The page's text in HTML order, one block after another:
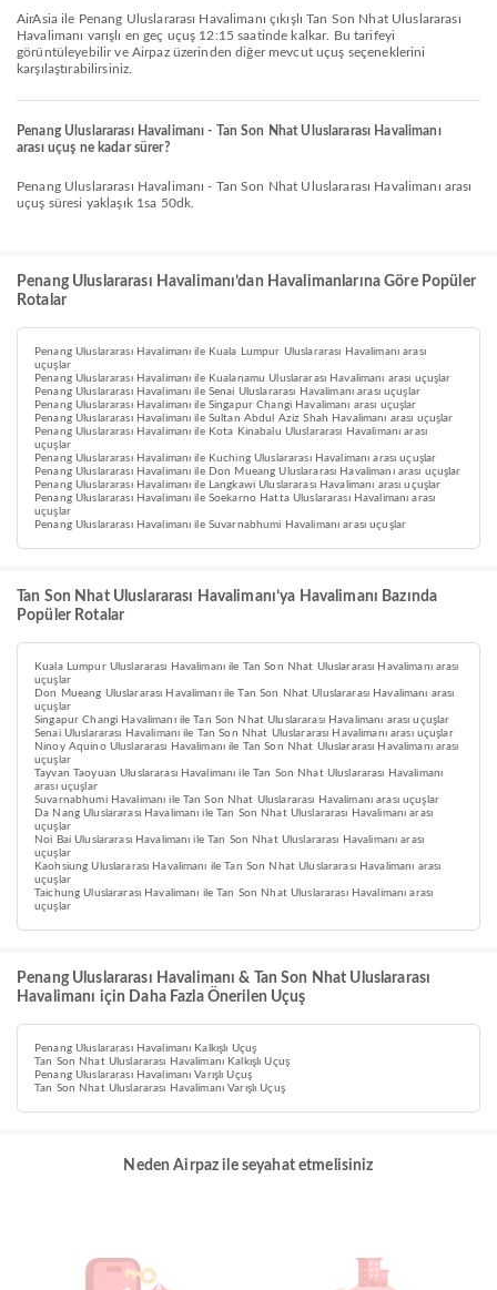
AirAsia ile Penang Uluslararası Havalimanı çıkışlı Tan Son Nhat Uluslararası
Havalimanı varışlı en geç uçuş 12:15 saatinde kalkar. Bu tarifeyi
görüntüleyebilir ve Airpaz üzerinden diğer mevcut uçuş seçeneklerini
karşılaştırabilirsiniz.
Penang Uluslararası Havalimanı - Tan Son Nhat Uluslararası Havalimanı
arası uçuş ne kadar sürer?
Penang Uluslararası Havalimanı - Tan Son Nhat Uluslararası Havalimanı arası
uçuş süresi yaklaşık 1sa 50dk.
Penang Uluslararası Havalimanı’dan Havalimanlarına Göre Popüler
Rotalar
Penang Uluslararası Havalimanı ile Kuala Lumpur Uluslararası Havalimanı arası
uçuşlar
Penang Uluslararası Havalimanı ile Kualanamu Uluslararası Havalimanı arası uçuşlar
Penang Uluslararası Havalimanı ile Senai Uluslararası Havalimanı arası uçuşlar
Penang Uluslararası Havalimanı ile Singapur Changi Havalimanı arası uçuşlar
Penang Uluslararası Havalimanı ile Sultan Abdul Aziz Shah Havalimanı arası uçuşlar
Penang Uluslararası Havalimanı ile Kota Kinabalu Uluslararası Havalimanı arası
uçuşlar
Penang Uluslararası Havalimanı ile Kuching Uluslararası Havalimanı arası uçuşlar
Penang Uluslararası Havalimanı ile Don Mueang Uluslararası Havalimanı arası uçuşlar
Penang Uluslararası Havalimanı ile Langkawi Uluslararası Havalimanı arası uçuşlar
Penang Uluslararası Havalimanı ile Soekarno Hatta Uluslararası Havalimanı arası
uçuşlar
Penang Uluslararası Havalimanı ile Suvarnabhumi Havalimanı arası uçuşlar
Tan Son Nhat Uluslararası Havalimanı’ya Havalimanı Bazında
Popüler Rotalar
Kuala Lumpur Uluslararası Havalimanı ile Tan Son Nhat Uluslararası Havalimanı arası
uçuşlar
Don Mueang Uluslararası Havalimanı ile Tan Son Nhat Uluslararası Havalimanı arası
uçuşlar
Singapur Changi Havalimanı ile Tan Son Nhat Uluslararası Havalimanı arası uçuşlar
Senai Uluslararası Havalimanı ile Tan Son Nhat Uluslararası Havalimanı arası uçuşlar
Ninoy Aquino Uluslararası Havalimanı ile Tan Son Nhat Uluslararası Havalimanı arası
uçuşlar
Tayvan Taoyuan Uluslararası Havalimanı ile Tan Son Nhat Uluslararası Havalimanı
arası uçuşlar
Suvarnabhumi Havalimanı ile Tan Son Nhat Uluslararası Havalimanı arası uçuşlar
Da Nang Uluslararası Havalimanı ile Tan Son Nhat Uluslararası Havalimanı arası
uçuşlar
Noi Bai Uluslararası Havalimanı ile Tan Son Nhat Uluslararası Havalimanı arası
uçuşlar
Kaohsiung Uluslararası Havalimanı ile Tan Son Nhat Uluslararası Havalimanı arası
uçuşlar
Taichung Uluslararası Havalimanı ile Tan Son Nhat Uluslararası Havalimanı arası
uçuşlar
Penang Uluslararası Havalimanı & Tan Son Nhat Uluslararası
Havalimanı için Daha Fazla Önerilen Uçuş
Penang Uluslararası Havalimanı Kalkışlı Uçuş
Tan Son Nhat Uluslararası Havalimanı Kalkışlı Uçuş
Penang Uluslararası Havalimanı Varışlı Uçuş
Tan Son Nhat Uluslararası Havalimanı Varışlı Uçuş
Neden Airpaz ile seyahat etmelisiniz